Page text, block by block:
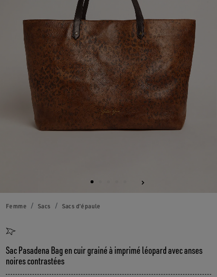
Femme Sacs Sacs d’épaule
Sac Pasadena Bag en cuir grainé à imprimé léopard avec anses
noires contrastées